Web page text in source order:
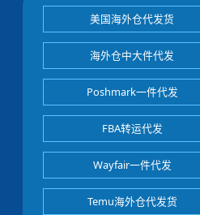
美国海外仓代发货
海外仓中大件代发
Poshmark一件代发
FBA转运代发
Wayfair一件代发
Temu海外仓代发货